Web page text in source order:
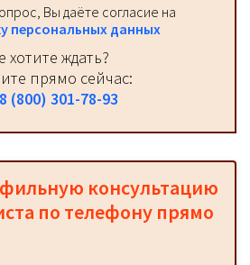
Вы даёте согласие на
персональных данных
хотите ждать?
прямо сейчас:
8 (800) 301-78-93
консультацию
по телефону прямо